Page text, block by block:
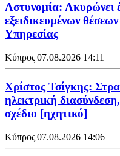
Αστυνομία: Ακυρώνει
εξειδικευμένων
Υπηρεσίας
Κύπρος|07.08.2026 14:11
Χρίστος Τσίγκης:
ηλεκτρική
σχέδιο [ηχητικό]
Κύπρος|07.08.2026 14:06